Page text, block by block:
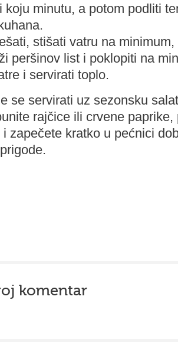
koju minutu, a potom podliti
stišati vatru na
peršinov list i poklopiti na
i servirati toplo.
se servirati uz sezonsku
rajčice ili crvene paprike,
i zapečete kratko u pećnici
komentar